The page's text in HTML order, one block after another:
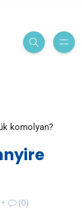
komolyan?
(0)